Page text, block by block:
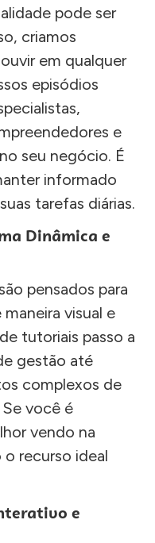
pode ser
criamos
em qualquer
episódios
e
seu negócio. É
informado
tarefas diárias.
Dinâmica e
pensados para
visual e
tutoriais passo a
gestão até
complexos de
você é
vendo na
o recurso ideal
e